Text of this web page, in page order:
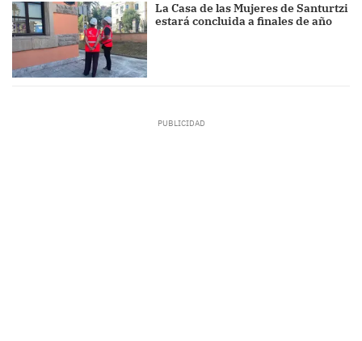
La Casa de las Mujeres de Santurtzi
estará concluida a finales de año